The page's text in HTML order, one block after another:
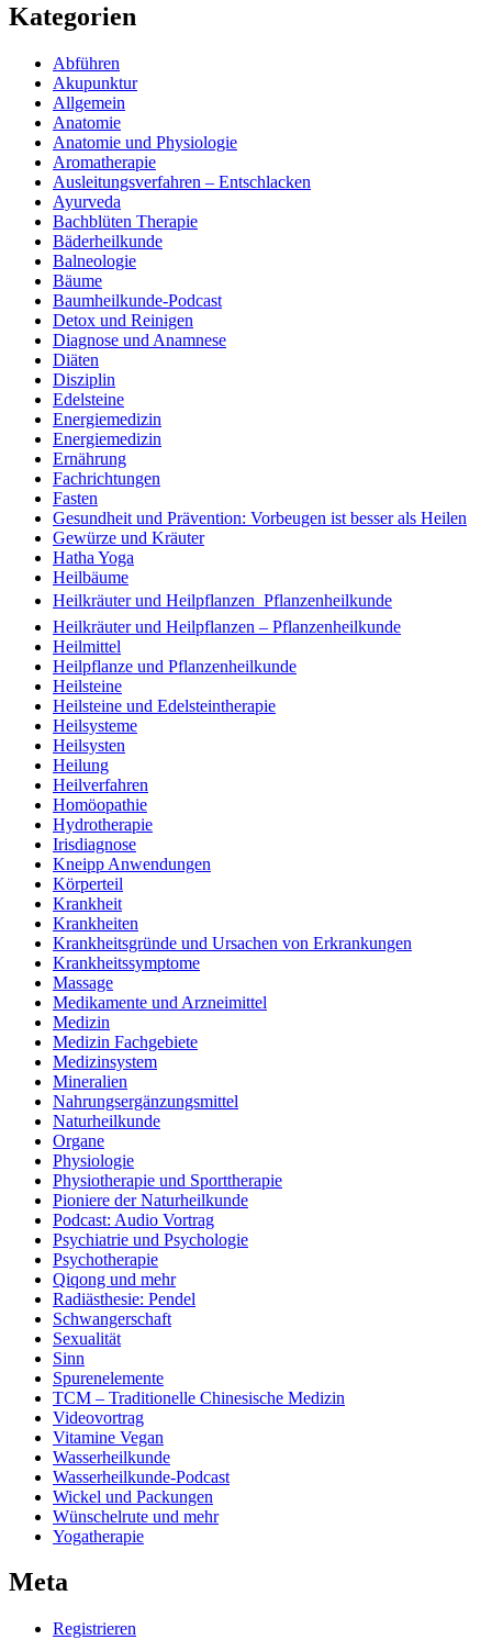
Kategorien
Abführen
Akupunktur
Allgemein
Anatomie
Anatomie und Physiologie
Aromatherapie
Ausleitungsverfahren – Entschlacken
Ayurveda
Bachblüten Therapie
Bäderheilkunde
Balneologie
Bäume
Baumheilkunde-Podcast
Detox und Reinigen
Diagnose und Anamnese
Diäten
Disziplin
Edelsteine
Energiemedizin
Energiemedizin
Ernährung
Fachrichtungen
Fasten
Gesundheit und Prävention: Vorbeugen ist besser als Heilen
Gewürze und Kräuter
Hatha Yoga
Heilbäume
Heilkräuter und Heilpflanzen  Pflanzenheilkunde
Heilkräuter und Heilpflanzen – Pflanzenheilkunde
Heilmittel
Heilpflanze und Pflanzenheilkunde
Heilsteine
Heilsteine und Edelsteintherapie
Heilsysteme
Heilsysten
Heilung
Heilverfahren
Homöopathie
Hydrotherapie
Irisdiagnose
Kneipp Anwendungen
Körperteil
Krankheit
Krankheiten
Krankheitsgründe und Ursachen von Erkrankungen
Krankheitssymptome
Massage
Medikamente und Arzneimittel
Medizin
Medizin Fachgebiete
Medizinsystem
Mineralien
Nahrungsergänzungsmittel
Naturheilkunde
Organe
Physiologie
Physiotherapie und Sporttherapie
Pioniere der Naturheilkunde
Podcast: Audio Vortrag
Psychiatrie und Psychologie
Psychotherapie
Qiqong und mehr
Radiästhesie: Pendel
Schwangerschaft
Sexualität
Sinn
Spurenelemente
TCM – Traditionelle Chinesische Medizin
Videovortrag
Vitamine Vegan
Wasserheilkunde
Wasserheilkunde-Podcast
Wickel und Packungen
Wünschelrute und mehr
Yogatherapie
Meta
Registrieren